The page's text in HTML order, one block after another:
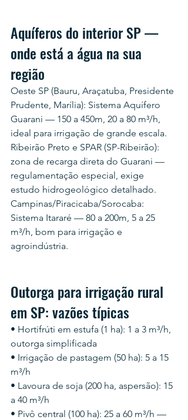
Aquíferos do interior SP —
onde está a água na sua
região
Oeste SP (Bauru, Araçatuba, Presidente
Prudente, Marília): Sistema Aquífero
Guarani — 150 a 450m, 20 a 80 m³/h,
ideal para irrigação de grande escala.
Ribeirão Preto e SPAR (SP-Ribeirão):
zona de recarga direta do Guarani —
regulamentação especial, exige
estudo hidrogeológico detalhado.
Campinas/Piracicaba/Sorocaba:
Sistema Itararé — 80 a 200m, 5 a 25
m³/h, bom para irrigação e
agroindústria.
Outorga para irrigação rural
em SP: vazões típicas
• Hortifrúti em estufa (1 ha): 1 a 3 m³/h,
outorga simplificada
• Irrigação de pastagem (50 ha): 5 a 15
m³/h
• Lavoura de soja (200 ha, aspersão): 15
a 40 m³/h
• Pivô central (100 ha): 25 a 60 m³/h —